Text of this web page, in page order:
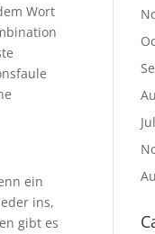
Wort
ein
ins,
gibt es